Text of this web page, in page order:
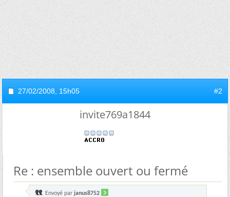
27/02/2008, 15h05 #2
invite769a1844
Re : ensemble ouvert ou fermé
Envoyé par janus8752